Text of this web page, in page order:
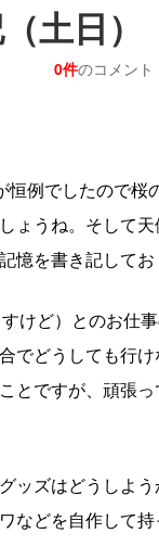
土日）
0件のコメント
例でしたので
ょうね。そして
憶を書き記してお
けど）とのお仕
でどうしても行
とですが、頑張
ッズはどうしよ
などを自作して